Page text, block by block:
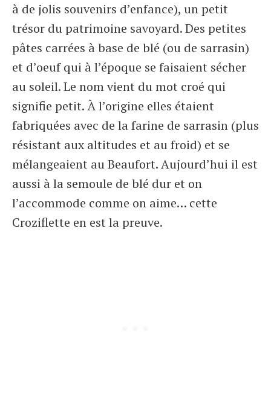
à de jolis souvenirs d’enfance), un petit
trésor du patrimoine savoyard. Des petites
pâtes carrées à base de blé (ou de sarrasin)
et d’oeuf qui à l’époque se faisaient sécher
au soleil. Le nom vient du mot croé qui
signifie petit. À l’origine elles étaient
fabriquées avec de la farine de sarrasin (plus
résistant aux altitudes et au froid) et se
mélangeaient au Beaufort. Aujourd’hui il est
aussi à la semoule de blé dur et on
l’accommode comme on aime… cette
Croziflette en est la preuve.